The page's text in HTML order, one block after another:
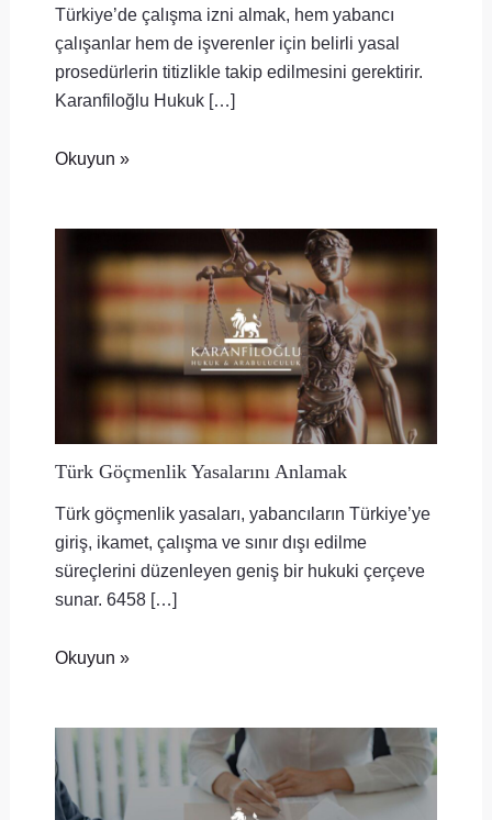
Türkiye’de çalışma izni almak, hem yabancı
çalışanlar hem de işverenler için belirli yasal
prosedürlerin titizlikle takip edilmesini gerektirir.
Karanfiloğlu Hukuk […]
Okuyun »
Türk Göçmenlik Yasalarını Anlamak
Türk göçmenlik yasaları, yabancıların Türkiye’ye
giriş, ikamet, çalışma ve sınır dışı edilme
süreçlerini düzenleyen geniş bir hukuki çerçeve
sunar. 6458 […]
Okuyun »